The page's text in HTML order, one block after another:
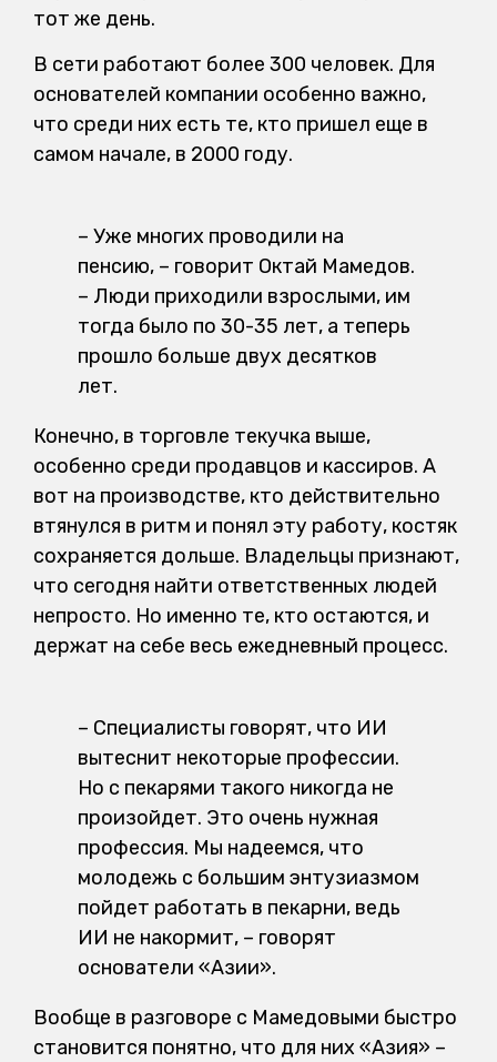
тот же день.
В сети работают более 300 человек. Для
основателей компании особенно важно,
что среди них есть те, кто пришел еще в
самом начале, в 2000 году.
– Уже многих проводили на
пенсию, – говорит Октай Мамедов.
– Люди приходили взрослыми, им
тогда было по 30-35 лет, а теперь
прошло больше двух десятков
лет.
Конечно, в торговле текучка выше,
особенно среди продавцов и кассиров. А
вот на производстве, кто действительно
втянулся в ритм и понял эту работу, костяк
сохраняется дольше. Владельцы признают,
что сегодня найти ответственных людей
непросто. Но именно те, кто остаются, и
держат на себе весь ежедневный процесс.
– Специалисты говорят, что ИИ
вытеснит некоторые профессии.
Но с пекарями такого никогда не
произойдет. Это очень нужная
профессия. Мы надеемся, что
молодежь с большим энтузиазмом
пойдет работать в пекарни, ведь
ИИ не накормит, – говорят
основатели «Азии».
Вообще в разговоре с Мамедовыми быстро
становится понятно, что для них «Азия» –